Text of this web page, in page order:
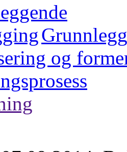
og